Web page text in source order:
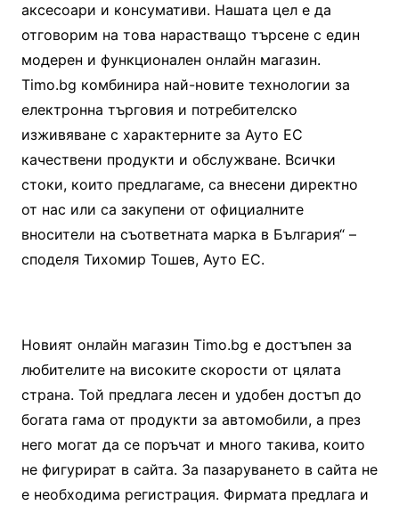
аксесоари и консумативи. Нашата цел е да
отговорим на това нарастващо търсене с един
модерен и функционален онлайн магазин.
Timo.bg комбинира най-новите технологии за
електронна търговия и потребителско
изживяване с характерните за Ауто ЕС
качествени продукти и обслужване. Всички
стоки, които предлагаме, са внесени директно
от нас или са закупени от официалните
вносители на съответната марка в България“ –
споделя Тихомир Тошев, Ауто ЕС.
Новият онлайн магазин Timo.bg е достъпен за
любителите на високите скорости от цялата
страна. Той предлага лесен и удобен достъп до
богата гама от продукти за автомобили, а през
него могат да се поръчат и много такива, които
не фигурират в сайта. За пазаруването в сайта не
е необходима регистрация. Фирмата предлага и